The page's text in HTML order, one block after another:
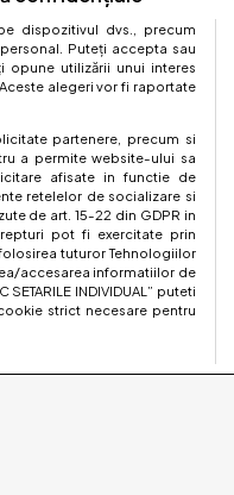
dispozitivul dvs., precum
Puteți accepta sau
opune utilizării unui interes
alegeri vor fi raportate
partenere, precum si
a permite website-ului sa
afisate in functie de
retelelor de socializare si
de art. 15-22 din GDPR in
pot fi exercitate prin
folosirea tuturor Tehnologiilor
accesarea informatiilor de
INDIVIDUAL” puteti
strict necesare pentru